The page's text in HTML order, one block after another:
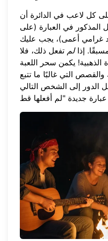
كل لاعب في الدائرة أن
المذكور في العبارة (على
غرامي أعمى)، يجب عليك
إذالم تفعل ذلك، فلا
الذهبية! يكمن سحر اللعبة
التي غالبًا ما تتبع
الدور إلى الشخص التالي